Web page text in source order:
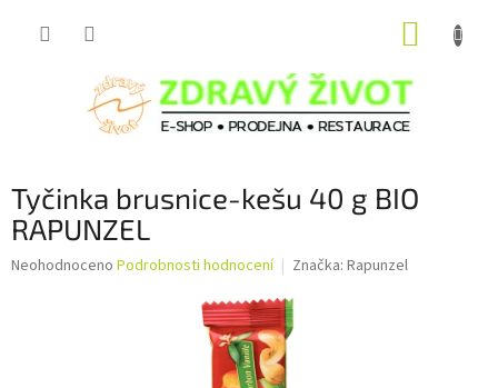
Tyčinka brusnice-kešu 40 g BIO
RAPUNZEL
Průměrné
Neohodnoceno Podrobnosti hodnocení Značka: Rapunzel